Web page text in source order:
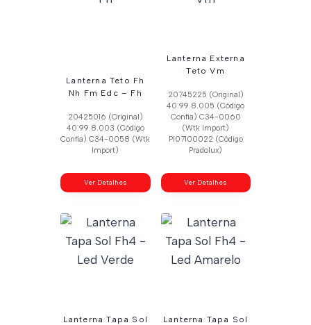
Lanterna Teto Fh
Nh Fm Edc – Fh
20425016 (Original)
40.99.8.003 (Código
Confia) C34-0058 (Wtk
Import)
Ver Detalhes
Lanterna Externa
Teto Vm
20745225 (Original)
40.99.8.005 (Código
Confia) C34-0060
(Wtk Import)
Pl07100022 (Código
Pradolux)
Ver Detalhes
Lanterna Tapa Sol
Lanterna Tapa Sol